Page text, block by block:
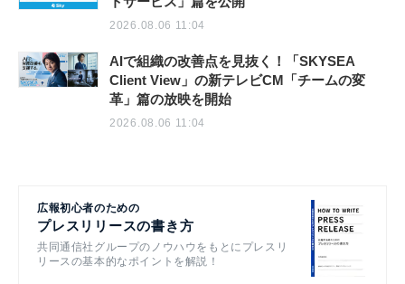
2026.08.06 11:04
AIで組織の改善点を見抜く！「SKYSEA
Client View」の新テレビCM「チームの変
革」篇の放映を開始
2026.08.06 11:04
広報初心者のための
プレスリリースの書き方
共同通信社グループのノウハウをもとにプレスリ
リースの基本的なポイントを解説！